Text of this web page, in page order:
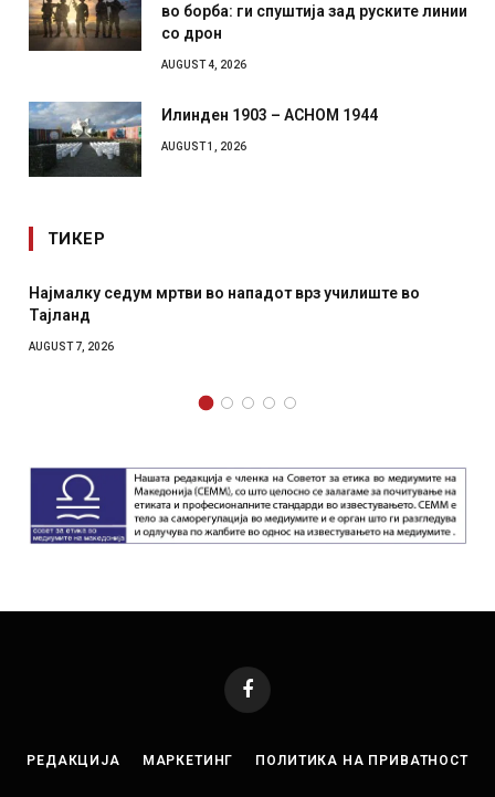
во борба: ги спуштија зад руските линии
со дрон
AUGUST 4, 2026
Илинден 1903 – АСНОМ 1944
AUGUST 1, 2026
ТИКЕР
Најмалку седум мртви во нападот врз училиште во
Тајланд
AUGUST 7, 2026
Facebook
РЕДАКЦИЈА МАРКЕТИНГ ПОЛИТИКА НА ПРИВАТНОСТ